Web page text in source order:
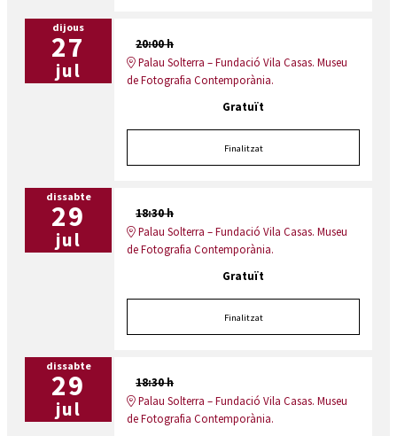
dijous
27
jul
20:00 h
Palau Solterra – Fundació Vila Casas. Museu
de Fotografia Contemporània.
Gratuït
Finalitzat
dissabte
29
jul
18:30 h
Palau Solterra – Fundació Vila Casas. Museu
de Fotografia Contemporània.
Gratuït
Finalitzat
dissabte
29
jul
18:30 h
Palau Solterra – Fundació Vila Casas. Museu
de Fotografia Contemporània.